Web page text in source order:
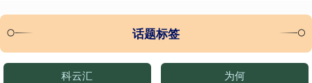
话题标签
科云汇 为何